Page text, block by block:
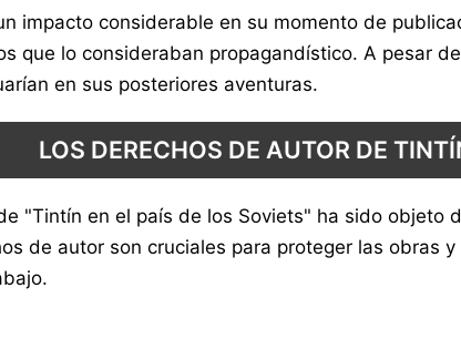
impacto considerable en su momento de
que lo consideraban propagandístico. A pesar
en sus posteriores aventuras.
LOS DERECHOS DE AUTOR DE
"Tintín en el país de los Soviets" ha sido
de autor son cruciales para proteger las obras